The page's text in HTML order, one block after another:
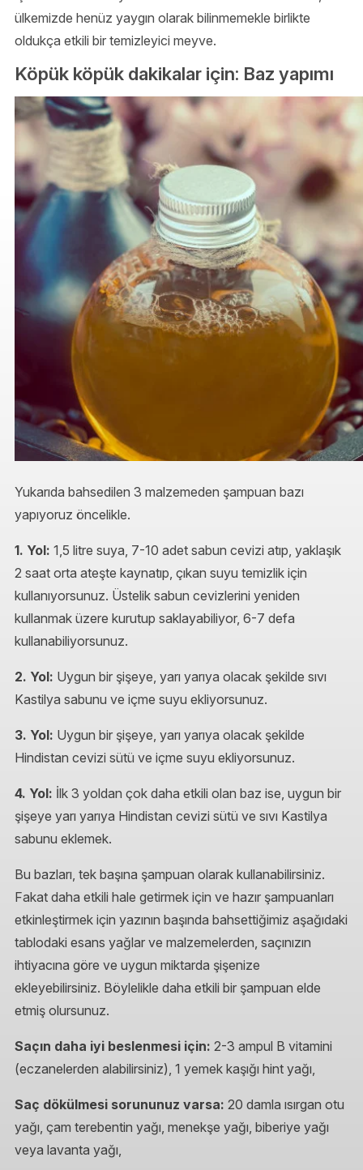
ülkemizde henüz yaygın olarak bilinmemekle birlikte
oldukça etkili bir temizleyici meyve.
Köpük köpük dakikalar için: Baz yapımı
Yukarıda bahsedilen 3 malzemeden şampuan bazı
yapıyoruz öncelikle.
1. Yol: 1,5 litre suya, 7-10 adet sabun cevizi atıp, yaklaşık
2 saat orta ateşte kaynatıp, çıkan suyu temizlik için
kullanıyorsunuz. Üstelik sabun cevizlerini yeniden
kullanmak üzere kurutup saklayabiliyor, 6-7 defa
kullanabiliyorsunuz.
2. Yol: Uygun bir şişeye, yarı yarıya olacak şekilde sıvı
Kastilya sabunu ve içme suyu ekliyorsunuz.
3. Yol: Uygun bir şişeye, yarı yarıya olacak şekilde
Hindistan cevizi sütü ve içme suyu ekliyorsunuz.
4. Yol: İlk 3 yoldan çok daha etkili olan baz ise, uygun bir
şişeye yarı yarıya Hindistan cevizi sütü ve sıvı Kastilya
sabunu eklemek.
Bu bazları, tek başına şampuan olarak kullanabilirsiniz.
Fakat daha etkili hale getirmek için ve hazır şampuanları
etkinleştirmek için yazının başında bahsettiğimiz aşağıdaki
tablodaki esans yağlar ve malzemelerden, saçınızın
ihtiyacına göre ve uygun miktarda şişenize
ekleyebilirsiniz. Böylelikle daha etkili bir şampuan elde
etmiş olursunuz.
Saçın daha iyi beslenmesi için: 2-3 ampul B vitamini
(eczanelerden alabilirsiniz), 1 yemek kaşığı hint yağı,
Saç dökülmesi sorununuz varsa: 20 damla ısırgan otu
yağı, çam terebentin yağı, menekşe yağı, biberiye yağı
veya lavanta yağı,